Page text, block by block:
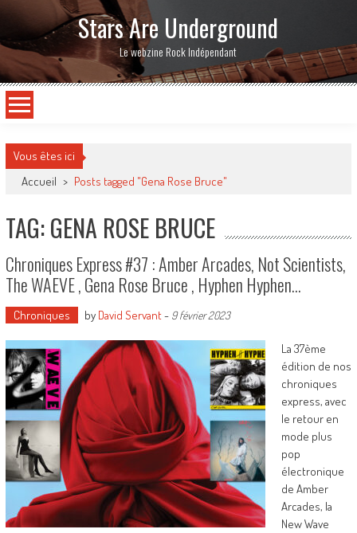
Stars Are Underground
Le webzine Rock Indépendant
Vous êtes ici
Accueil > Posts tagged "Gena Rose Bruce"
TAG: GENA ROSE BRUCE
Chroniques Express #37 : Amber Arcades, Not Scientists,
The WAEVE , Gena Rose Bruce , Hyphen Hyphen…
Chroniques by David Servant- 9 février 2023
La 37ème
édition de nos
chroniques
express, avec
le retour en
mode plus
pop
électronique
de Amber
Arcades, la
New Wave